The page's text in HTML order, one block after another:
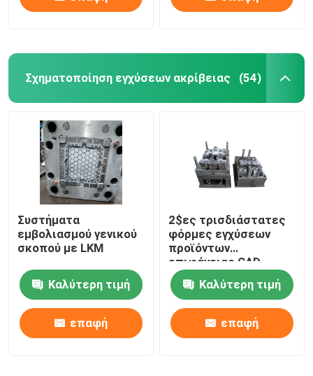
Σχηματοποίηση εγχύσεων ακρίβειας (54)
Συστήματα
εμβολιασμού γενικού
σκοπού με LKM
Καλύτερη τιμή
επαφή
2$ες τρισδιάστατες
φόρμες εγχύσεων
προϊόντων
επιφάνειας CAD
γυαλίζοντας για τα
οικιακά προϊόντα
Καλύτερη τιμή
επαφή